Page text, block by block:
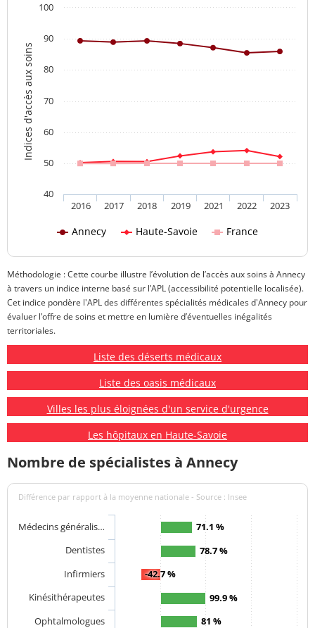
Indices d'accès aux soins
Annecy Haute-Savoie France
2016 2017 2018 2019 2021 2022 2023
40
50
60
70
80
90
100
Méthodologie : Cette courbe illustre l’évolution de l’accès aux soins à Annecy
à travers un indice interne basé sur l’APL (accessibilité potentielle localisée).
Cet indice pondère l'APL des différentes spécialités médicales d'Annecy pour
évaluer l’offre de soins et mettre en lumière d’éventuelles inégalités
territoriales.
Liste des déserts médicaux
Liste des oasis médicaux
Villes les plus éloignées d'un service d'urgence
Les hôpitaux en Haute-Savoie
Nombre de spécialistes à Annecy
Différence par rapport à la moyenne nationale - Source : Insee
71.1 %
78.7 %
-42.7 %
99.9 %
81 %
Médecins généralis…
Dentistes
Infirmiers
Kinésithérapeutes
Ophtalmologues